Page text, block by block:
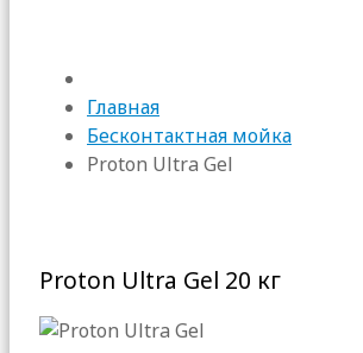
Главная
Бесконтактная мойка
Proton Ultra Gel
Proton Ultra Gel 20 кг